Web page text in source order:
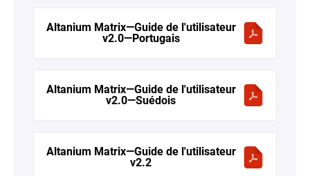
Altanium Matrix—Guide de l'utilisateur
v2.0—Portugais
Altanium Matrix—Guide de l'utilisateur
v2.0—Suédois
Altanium Matrix—Guide de l'utilisateur
v2.2